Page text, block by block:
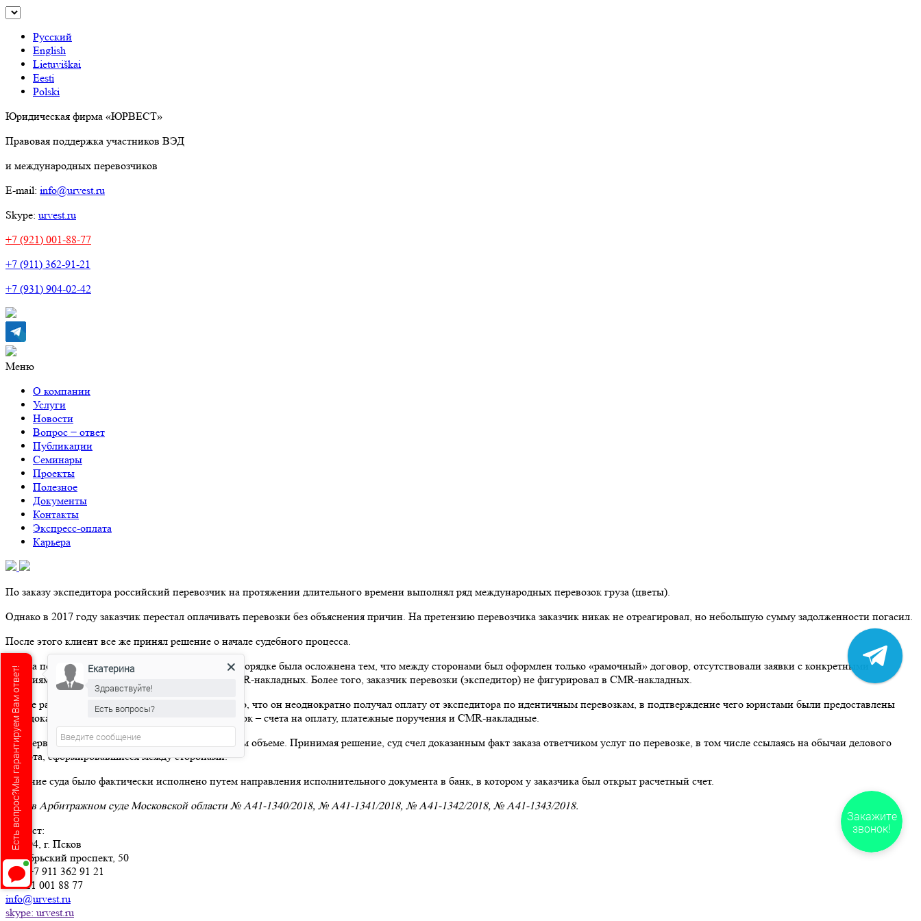
Русский
English
Lietuviškai
Eesti
Polski
Юридическая фирма «ЮРВЕСТ»
Правовая поддержка участников ВЭД
и международных перевозчиков
E-mail: info@urvest.ru
Skype: urvest.ru
+7 (921) 001-88-77
+7 (911) 362-91-21
+7 (931) 904-02-42
Меню
О компании
Услуги
Новости
Вопрос − ответ
Публикации
Семинары
Проекты
Полезное
Документы
Контакты
Экспресс-оплата
Карьера
По заказу экспедитора российский перевозчик на протяжении длительного времени выполнял ряд международных перевозок груза (цветы).
Однако в 2017 году заказчик перестал оплачивать перевозки без объяснения причин. На претензию перевозчика заказчик никак не отреагировал, но небольшую сумму задолженности погасил.
После этого клиент все же принял решение о начале судебного процесса.
Работа по взысканию задолженности в судебном порядке была осложнена тем, что между сторонами был оформлен только «рамочный» договор, отсутствовали заявки с конкретными
условиями на каждую перевозку и оригиналы CMR-накладных. Более того, заказчик перевозки (экспедитор) не фигурировал в CMR-накладных.
В ходе рассмотрения дела в суде истец указал на то, что он неоднократно получал оплату от экспедитора по идентичным перевозкам, в подтверждение чего юристами были предоставлены
суду доказательства оплаты совершенных перевозок – счета на оплату, платежные поручения и CMR-накладные.
Суд первый инстанции иск удовлетворил в полном объеме. Принимая решение, суд счел доказанным факт заказа ответчиком услуг по перевозке, в том числе ссылаясь на обычаи делового
оборота, сформировавшиеся между сторонами.
Решение суда было фактически исполнено путем направления исполнительного документа в банк, в котором у заказчика был открыт расчетный счет.
Дела в Арбитражном суде Московской области № А41-1340/2018, № А41-1341/2018, № А41-1342/2018, № А41-1343/2018.
Юрвест:
180004, г. Псков
Октябрьский проспект, 50
Тел: +7 911 362 91 21
+7 921 001 88 77
info@urvest.ru
skype: urvest.ru
Закажите
звонок!
Есть вопрос?Мы гарантируем Вам ответ! Екатерина
Здравствуйте!
Есть вопросы?